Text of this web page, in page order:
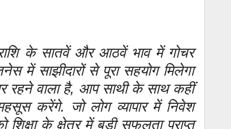
के सातवें और आठवें भाव में गोचर
साझीदारों से पूरा सहयोग मिलेगा
वाला है, आप साथी के साथ कहीं
करेंगे. जो लोग व्यापार में निवेश
के क्षेत्र में बड़ी सफलता प्राप्त